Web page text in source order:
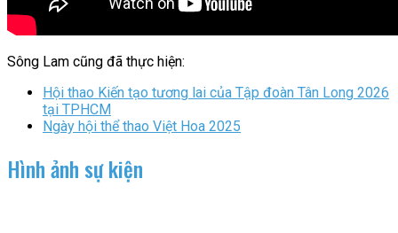
Sông Lam cũng đã thực hiện:
Hội thao Kiến tạo tương lai của Tập đoàn Tân Long 2026
tại TPHCM
Ngày hội thể thao Việt Hoa 2025
Hình ảnh sự kiện